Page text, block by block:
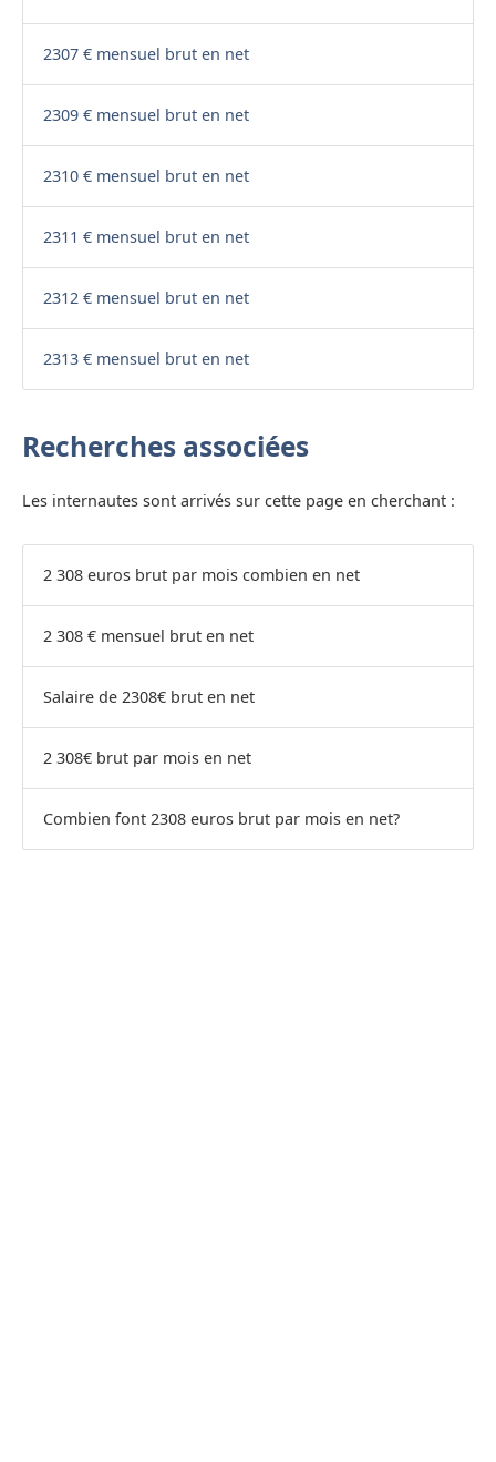
2307 € mensuel brut en net
2309 € mensuel brut en net
2310 € mensuel brut en net
2311 € mensuel brut en net
2312 € mensuel brut en net
2313 € mensuel brut en net
Recherches associées
Les internautes sont arrivés sur cette page en cherchant :
2 308 euros brut par mois combien en net
2 308 € mensuel brut en net
Salaire de 2308€ brut en net
2 308€ brut par mois en net
Combien font 2308 euros brut par mois en net?